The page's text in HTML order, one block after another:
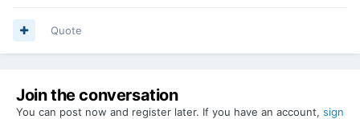
Quote
Join the conversation
You can post now and register later. If you have an account, sign